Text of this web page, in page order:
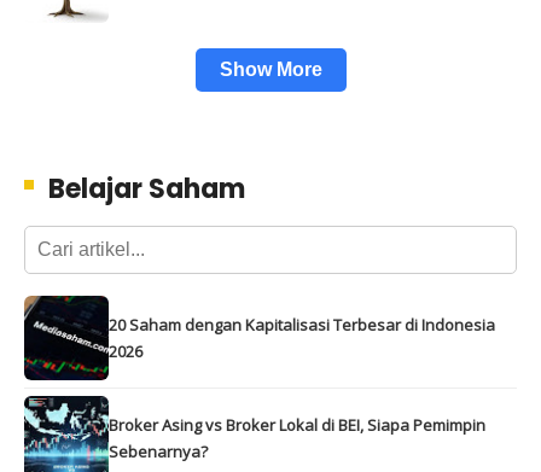
Show More
Belajar Saham
20 Saham dengan Kapitalisasi Terbesar di Indonesia
2026
Broker Asing vs Broker Lokal di BEI, Siapa Pemimpin
Sebenarnya?